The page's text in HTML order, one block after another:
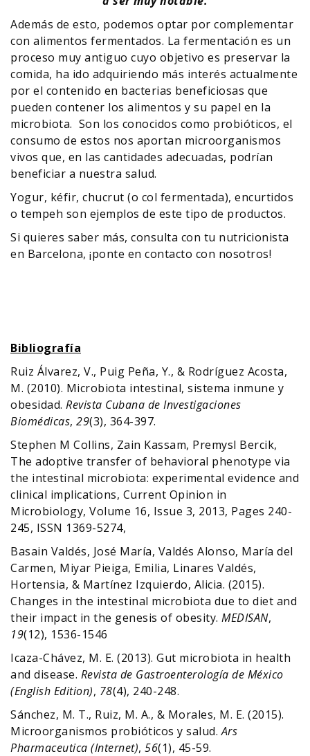
Además de esto, podemos optar por complementar
con alimentos fermentados. La fermentación es un
proceso muy antiguo cuyo objetivo es preservar la
comida, ha ido adquiriendo más interés actualmente
por el contenido en bacterias beneficiosas que
pueden contener los alimentos y su papel en la
microbiota. Son los conocidos como probióticos, el
consumo de estos nos aportan microorganismos
vivos que, en las cantidades adecuadas, podrían
beneficiar a nuestra salud.
Yogur, kéfir, chucrut (o col fermentada), encurtidos
o tempeh son ejemplos de este tipo de productos.
Si quieres saber más, consulta con tu nutricionista
en Barcelona, ¡ponte en contacto con nosotros!
Bibliografía
Ruiz Álvarez, V., Puig Peña, Y., & Rodríguez Acosta,
M. (2010). Microbiota intestinal, sistema inmune y
obesidad. Revista Cubana de Investigaciones
Biomédicas, 29(3), 364-397.
Stephen M Collins, Zain Kassam, Premysl Bercik,
The adoptive transfer of behavioral phenotype via
the intestinal microbiota: experimental evidence and
clinical implications, Current Opinion in
Microbiology, Volume 16, Issue 3, 2013, Pages 240-
245, ISSN 1369-5274,
Basain Valdés, José María, Valdés Alonso, María del
Carmen, Miyar Pieiga, Emilia, Linares Valdés,
Hortensia, & Martínez Izquierdo, Alicia. (2015).
Changes in the intestinal microbiota due to diet and
their impact in the genesis of obesity. MEDISAN,
19(12), 1536-1546
Icaza-Chávez, M. E. (2013). Gut microbiota in health
and disease. Revista de Gastroenterología de México
(English Edition), 78(4), 240-248.
Sánchez, M. T., Ruiz, M. A., & Morales, M. E. (2015).
Microorganismos probióticos y salud.Ars
Pharmaceutica (Internet), 56(1), 45-59.